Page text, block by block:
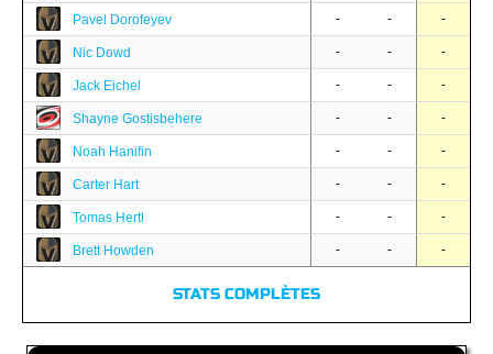
Pavel Dorofeyev - - -
Nic Dowd - - -
Jack Eichel - - -
Shayne Gostisbehere - - -
Noah Hanifin - - -
Carter Hart - - -
Tomas Hertl - - -
Brett Howden - - -
STATS COMPLÈTES